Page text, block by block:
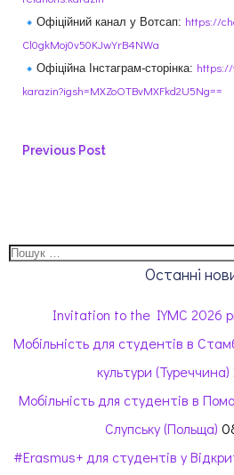
Офіційний канал у Вотсап: https://
Cl0gkMoj0v50KJwYrB4NWa
Офіційна Інстаграм-сторінка: https://
karazin?igsh=MXZoOTBvMXFkd2U5Ng==
Previous Post
Останні
Invitation to the IYMC 2026
Мобільність для студентів в
культури (Туреччина)
Мобільність для студентів в
Слупську (Польща)
#Erasmus+ для студентів у